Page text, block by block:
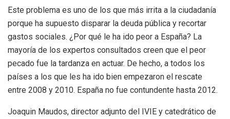
Este problema es uno de los que más irrita a la ciudadanía
porque ha supuesto disparar la deuda pública y recortar
gastos sociales. ¿Por qué le ha ido peor a España? La
mayoría de los expertos consultados creen que el peor
pecado fue la tardanza en actuar. De hecho, a todos los
países a los que les ha ido bien empezaron el rescate
entre 2008 y 2010. España no fue contundente hasta 2012.
Joaquin Maudos, director adjunto del IVIE y catedrático de